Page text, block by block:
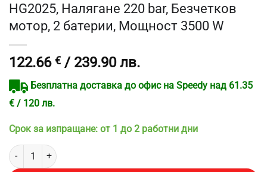
HG2025, Налягане 220 bar, Безчетков
мотор, 2 батерии, Мощност 3500 W
122.66 € / 239.90 лв.
Безплатна доставка до офис на Speedy над 61.35
€ / 120 лв.
Срок за изпращане: от 1 до 2 работни дни
количество за Акумулаторна водоструйка Yofidra HG2025,